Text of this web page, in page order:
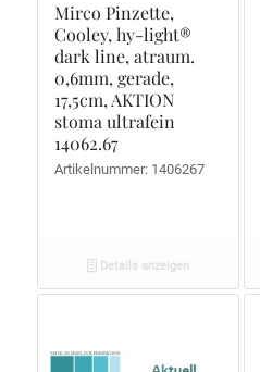
Mirco Pinzette,
Cooley, hy-light®
dark line, atraum.
0,6mm, gerade,
17,5cm, AKTION
stoma ultrafein
14062.67
Artikelnummer: 1406267
Details anzeigen